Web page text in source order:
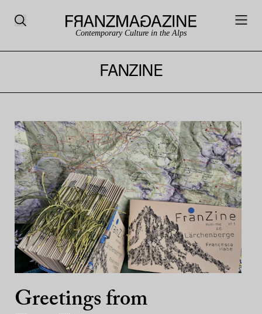
Contemporary Culture in the Alps
FANZINE
Greetings from